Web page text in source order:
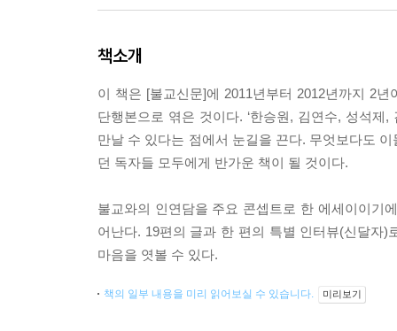
책소개
이 책은 [불교신문]에 2011년부터 2012년까지 2
단행본으로 엮은 것이다. ‘한승원, 김연수, 성석
만날 수 있다는 점에서 눈길을 끈다. 무엇보다도
던 독자들 모두에게 반가운 책이 될 것이다.
불교와의 인연담을 주요 콘셉트로 한 에세이이기
어난다. 19편의 글과 한 편의 특별 인터뷰(신달자
마음을 엿볼 수 있다.
책의 일부 내용을 미리 읽어보실 수 있습니다. 미리보기